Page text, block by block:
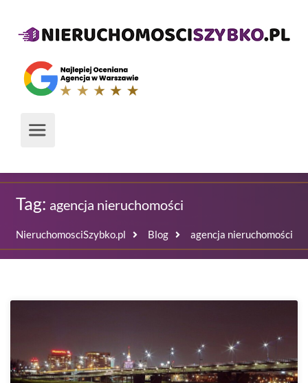
Tag: agencja nieruchomości
NieruchomosciSzybko.pl Blog agencja nieruchomości